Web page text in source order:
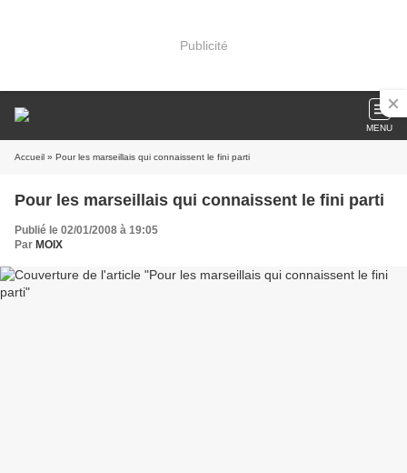
Publicité
MENU
Accueil » Pour les marseillais qui connaissent le fini parti
Pour les marseillais qui connaissent le fini parti
Publié le 02/01/2008 à 19:05
Par MOIX